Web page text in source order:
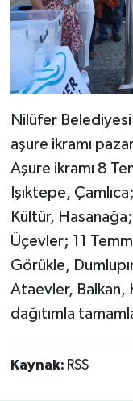
Nilüfer
aşure ikramı
Aşure ikramı 8
Işıktepe,
Kültür,
Üçevler; 11
Görükle,
Ataevler, Balkan,
dağıtımla
Kaynak: RSS